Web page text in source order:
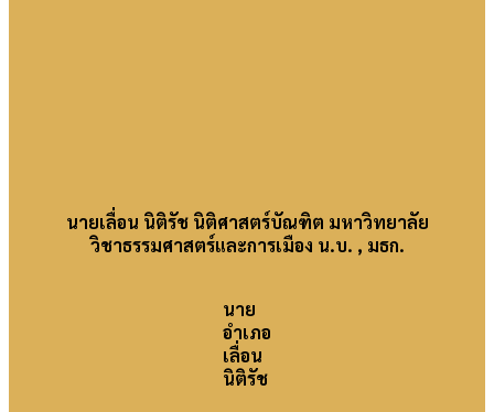
นายเลื่อน นิติรัช นิติศาสตร์บัณฑิต มหาวิทยาลัย
วิชาธรรมศาสตร์และการเมือง น.บ. , มธก.
นาย
อำเภอ
เลื่อน
นิติรัช